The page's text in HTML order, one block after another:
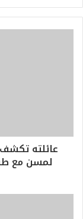
عائلته تكشف